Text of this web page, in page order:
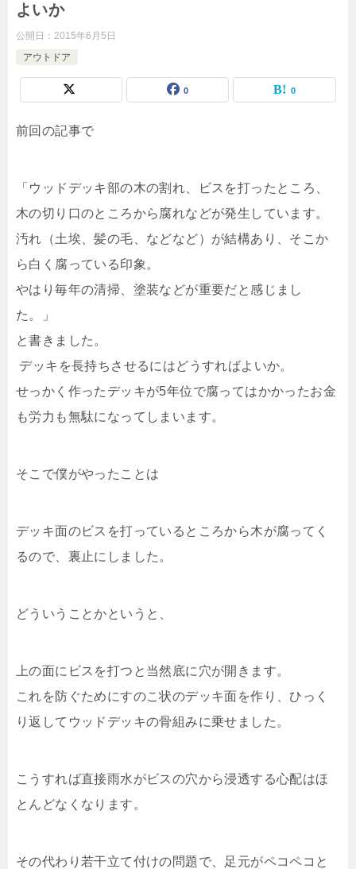
よいか
公開日： 2015年6月5日
アウトドア
0 0
前回の記事で
「ウッドデッキ部の木の割れ、ビスを打ったところ、
木の切り口のところから腐れなどが発生しています。
汚れ（土埃、髪の毛、などなど）が結構あり、そこか
ら白く腐っている印象。
やはり毎年の清掃、塗装などが重要だと感じまし
た。」
と書きました。
デッキを長持ちさせるにはどうすればよいか。
せっかく作ったデッキが5年位で腐ってはかかったお金
も労力も無駄になってしまいます。
そこで僕がやったことは
デッキ面のビスを打っているところから木が腐ってく
るので、裏止にしました。
どういうことかというと、
上の面にビスを打つと当然底に穴が開きます。
これを防ぐためにすのこ状のデッキ面を作り、ひっく
り返してウッドデッキの骨組みに乗せました。
こうすれば直接雨水がビスの穴から浸透する心配はほ
とんどなくなります。
その代わり若干立て付けの問題で、足元がペコペコと